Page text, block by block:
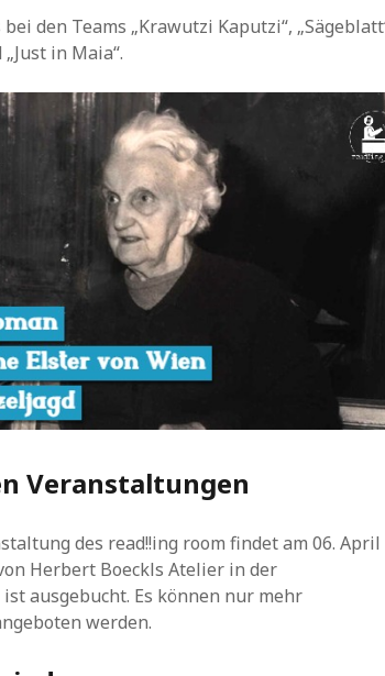
den Teams „Krawutzi Kaputzi“,
in Maia“.
Veranstaltungen
des read!!ing room findet am 06. April
Herbert Boeckls Atelier in der
ausgebucht. Es können nur mehr
werden.